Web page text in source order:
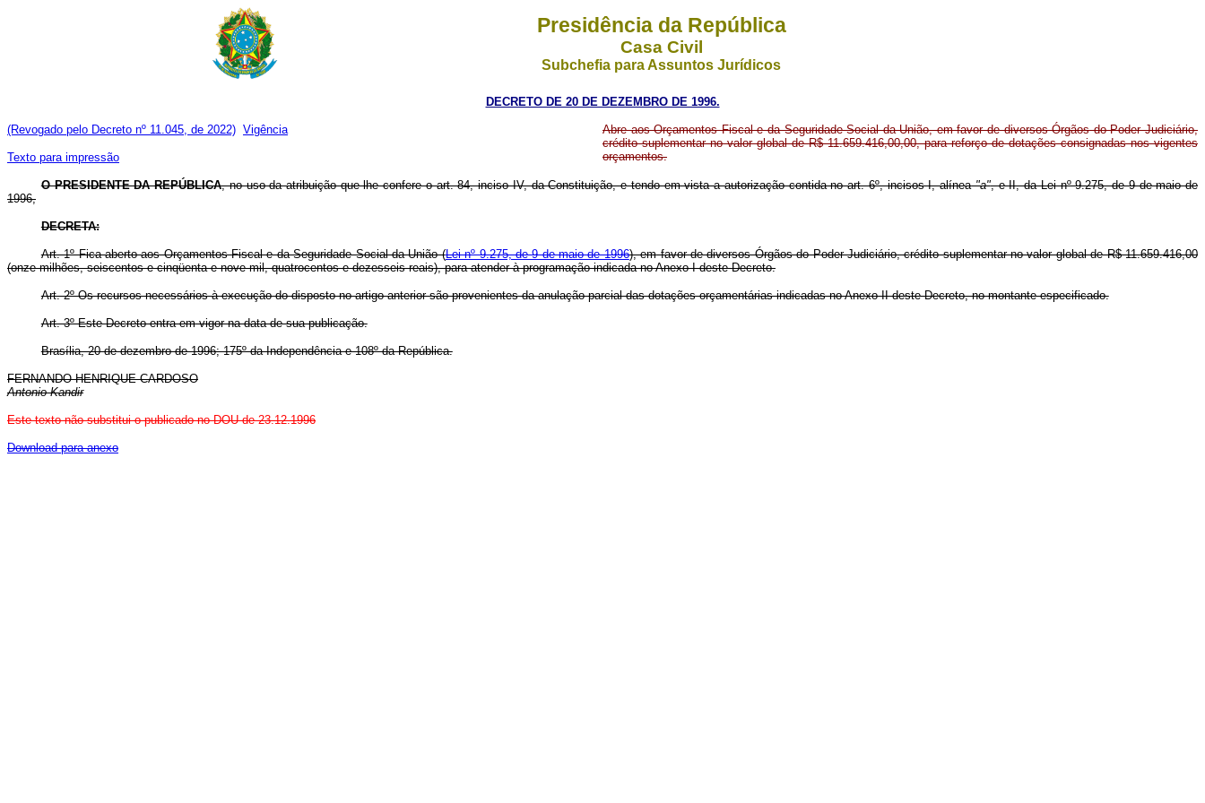
Presidência da República
Casa Civil
Subchefia para Assuntos Jurídicos
DECRETO DE 20 DE DEZEMBRO DE 1996.
(Revogado pelo Decreto nº 11.045, de 2022) Vigência
Texto para impressão
Abre aos Orçamentos Fiscal e da Seguridade Social da União, em favor de diversos Órgãos do Poder Judiciário,
crédito suplementar no valor global de R$ 11.659.416,00,00, para reforço de dotações consignadas nos vigentes
orçamentos.
O PRESIDENTE DA REPÚBLICA, no uso da atribuição que lhe confere o art. 84, inciso IV, da Constituição, e tendo em vista a autorização contida no art. 6º, incisos I, alínea"a", e II, da Lei nº 9.275, de 9 de maio de
1996,
DECRETA:
Art. 1º Fica aberto aos Orçamentos Fiscal e da Seguridade Social da União (Lei nº 9.275, de 9 de maio de 1996), em favor de diversos Órgãos do Poder Judiciário, crédito suplementar no valor global de R$ 11.659.416,00
(onze milhões, seiscentos e cinqüenta e nove mil, quatrocentos e dezesseis reais), para atender à programação indicada no Anexo I deste Decreto.
Art. 2º Os recursos necessários à execução do disposto no artigo anterior são provenientes da anulação parcial das dotações orçamentárias indicadas no Anexo II deste Decreto, no montante especificado.
Art. 3º Este Decreto entra em vigor na data de sua publicação.
Brasília, 20 de dezembro de 1996; 175º da Independência e 108º da República.
FERNANDO HENRIQUE CARDOSO
Antonio Kandir
Este texto não substitui o publicado no DOU de 23.12.1996
Download para anexo